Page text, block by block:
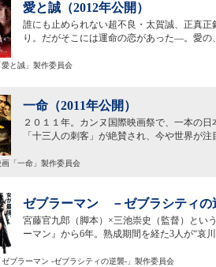
愛と誠（2012年公開）
誰にも止められない超不良・太賀誠、正真
り。だがそこには運命の恋があった―。愛
愛と誠」製作委員会
一命（2011年公開）
２０１１年。カンヌ国際映画祭で、一本の
「十三人の刺客」が絶賛され、今や世界が
画「一命」製作委員会
ゼブラーマン －ゼブラシティの
宮藤官九郎（脚本）×三池崇史（監督）とい
ーマン』から6年。熟成期間を経た3人が“哀
ゼブラーマン -ゼブラシティの逆襲-」製作委員会